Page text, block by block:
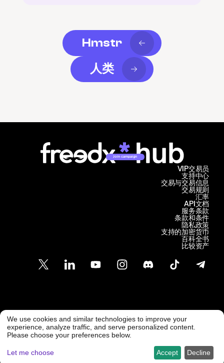
Hmstr
人类
Join campaign
支持中心
交易与交易信息
VIP交易员
交易规则
汇率
API文档
服务条款
条款和条件
隐私政策
支持的加密货币
百科全书
比较资产
客户支持
support@freedx.com @ Freedx 2026
We use cookies and similar technologies to improve your
experience, analyze traffic, and serve personalized content.
Please choose your preferences below.
Let me choose Decline
Accept